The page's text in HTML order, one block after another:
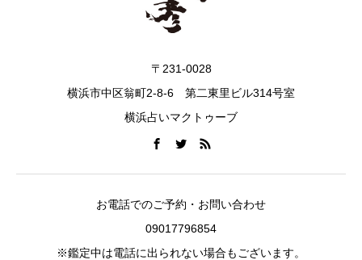
〒231-0028
横浜市中区翁町2-8-6 第二東里ビル314号室
横浜占いマクトゥーブ
お電話でのご予約・お問い合わせ
09017796854
※鑑定中は電話に出られない場合もございます。